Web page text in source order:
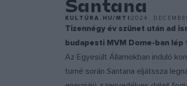
KULTÚRA.HU/MTI 2024.
Tizennégy év szünet után ad
budapesti MVM Dome-ban
Az Egyesült Államokban induló
turné során Santana eljátssza